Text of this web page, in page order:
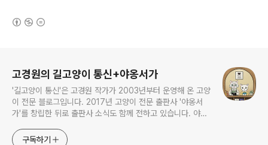
고경원의 길고양이 통신+야옹서가
'길고양이 통신'은 고경원 작가가 2003년부터 운영해 온 고양
이 전문 블로그입니다. 2017년 고양이 전문 출판사 '야옹서
가'를 창립한 뒤로 출판사 소식도 함께 전하고 있습니다. 야옹
면서, 고양이와 반려인의 행복에 도움이 될 책을 만듭니다.
구독하기